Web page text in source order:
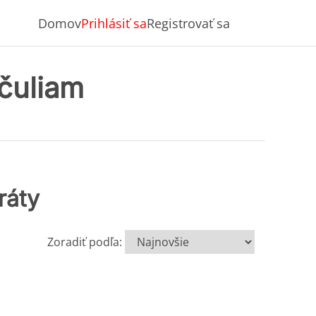
DomovPrihlásiť saRegistrovať sa
Zoradiť podľa: